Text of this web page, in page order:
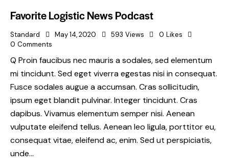
Favorite Logistic News Podcast
Standard May 14, 2020 593 Views 0 Likes
0 Comments
Q Proin faucibus nec mauris a sodales, sed elementum
mi tincidunt. Sed eget viverra egestas nisi in consequat.
Fusce sodales augue a accumsan. Cras sollicitudin,
ipsum eget blandit pulvinar. Integer tincidunt. Cras
dapibus. Vivamus elementum semper nisi. Aenean
vulputate eleifend tellus. Aenean leo ligula, porttitor eu,
consequat vitae, eleifend ac, enim. Sed ut perspiciatis,
unde…